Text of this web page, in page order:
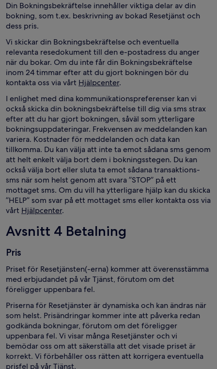
Din Bokningsbekräftelse innehåller viktiga delar av din
bokning, som t.ex. beskrivning av bokad Resetjänst och
dess pris.
Vi skickar din Bokningsbekräftelse och eventuella
relevanta resedokument till den e-postadress du anger
när du bokar. Om du inte får din Bokningsbekräftelse
inom 24 timmar efter att du gjort bokningen bör du
kontakta oss via vårt Hjälpcenter.
I enlighet med dina kommunikationspreferenser kan vi
också skicka din bokningsbekräftelse till dig via sms strax
efter att du har gjort bokningen, såväl som ytterligare
bokningsuppdateringar. Frekvensen av meddelanden kan
variera. Kostnader för meddelanden och data kan
tillkomma. Du kan välja att inte ta emot sådana sms genom
att helt enkelt välja bort dem i bokningsstegen. Du kan
också välja bort eller sluta ta emot sådana transaktions-
sms när som helst genom att svara ”STOP” på ett
mottaget sms. Om du vill ha ytterligare hjälp kan du skicka
”HELP” som svar på ett mottaget sms eller kontakta oss via
vårt Hjälpcenter.
Avsnitt 4 Betalning
Pris
Priset för Resetjänsten(-erna) kommer att överensstämma
med erbjudandet på vår Tjänst, förutom om det
föreligger uppenbara fel.
Priserna för Resetjänster är dynamiska och kan ändras när
som helst. Prisändringar kommer inte att påverka redan
godkända bokningar, förutom om det föreligger
uppenbara fel. Vi visar många Resetjänster och vi
bemödar oss om att säkerställa att det visade priset är
korrekt. Vi förbehåller oss rätten att korrigera eventuella
prisfel på vår Tjänst.